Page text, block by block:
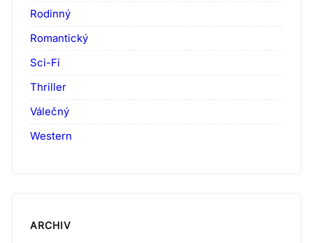
Rodinný
Romantický
Sci-Fi
Thriller
Válečný
Western
ARCHIV